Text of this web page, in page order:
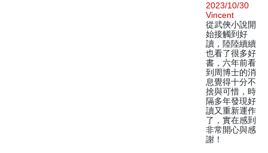
2023/10/30
Vincent
從武俠小說開
始接觸到好
讀，陸陸續續
也看了很多好
書，六年前看
到周博士的消
息覺得十分不
捨與可惜，時
隔多年發現好
讀又重新運作
了，實在感到
非常開心與感
謝！